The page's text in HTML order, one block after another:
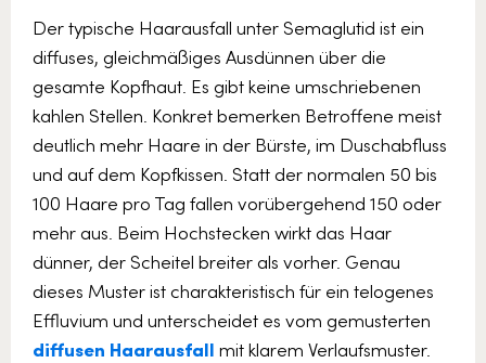
Der typische Haarausfall unter Semaglutid ist ein
diffuses, gleichmäßiges Ausdünnen über die
gesamte Kopfhaut. Es gibt keine umschriebenen
kahlen Stellen. Konkret bemerken Betroffene meist
deutlich mehr Haare in der Bürste, im Duschabfluss
und auf dem Kopfkissen. Statt der normalen 50 bis
100 Haare pro Tag fallen vorübergehend 150 oder
mehr aus. Beim Hochstecken wirkt das Haar
dünner, der Scheitel breiter als vorher. Genau
dieses Muster ist charakteristisch für ein telogenes
Effluvium und unterscheidet es vom gemusterten
diffusen Haarausfall mit klarem Verlaufsmuster.